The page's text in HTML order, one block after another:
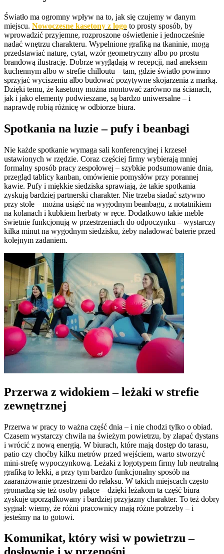
Światło ma ogromny wpływ na to, jak się czujemy w danym
miejscu. Nowoczesne kasetony z logo to prosty sposób, by
wprowadzić przyjemne, rozproszone oświetlenie i jednocześnie
nadać wnętrzu charakteru. Wypełnione grafiką na tkaninie, mogą
przedstawiać naturę, cytat, wzór geometryczny albo po prostu
brandową ilustrację. Dobrze wyglądają w recepcji, nad aneksem
kuchennym albo w strefie chilloutu – tam, gdzie światło powinno
sprzyjać wyciszeniu albo budować pozytywne skojarzenia z marką.
Dzięki temu, że kasetony można montować zarówno na ścianach,
jak i jako elementy podwieszane, są bardzo uniwersalne – i
naprawdę robią różnicę w odbiorze biura.
Spotkania na luzie – pufy i beanbagi
Nie każde spotkanie wymaga sali konferencyjnej i krzeseł
ustawionych w rzędzie. Coraz częściej firmy wybierają mniej
formalny sposób pracy zespołowej – szybkie podsumowanie dnia,
przegląd tablicy kanban, omówienie pomysłów przy porannej
kawie. Pufy i miękkie siedziska sprawiają, że takie spotkania
zyskują bardziej partnerski charakter. Nie trzeba siadać sztywno
przy stole – można usiąść na wygodnym beanbagu, z notatnikiem
na kolanach i kubkiem herbaty w ręce. Dodatkowo takie meble
świetnie funkcjonują w przestrzeniach do odpoczynku – wystarczy
kilka minut na wygodnym siedzisku, żeby naładować baterie przed
kolejnym zadaniem.
Przerwa z widokiem – leżaki w strefie
zewnętrznej
Przerwa w pracy to ważna część dnia – i nie chodzi tylko o obiad.
Czasem wystarczy chwila na świeżym powietrzu, by złapać dystans
i wrócić z nową energią. W biurach, które mają dostęp do tarasu,
patio czy choćby kilku metrów przed wejściem, warto stworzyć
mini-strefę wypoczynkową. Leżaki z logotypem firmy lub neutralną
grafiką to lekki, a przy tym bardzo funkcjonalny sposób na
zaaranżowanie przestrzeni do relaksu. W takich miejscach często
gromadzą się też osoby palące – dzięki leżakom ta część biura
zyskuje uporządkowany i bardziej przyjazny charakter. To też dobry
sygnał: wiemy, że różni pracownicy mają różne potrzeby – i
jesteśmy na to gotowi.
Komunikat, który wisi w powietrzu –